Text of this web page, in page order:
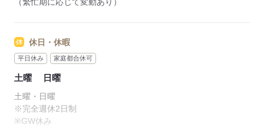
休日・休暇
平日休み 家庭都合休可
土曜 日曜
土曜・日曜
※完全週休2日制
※GW休み